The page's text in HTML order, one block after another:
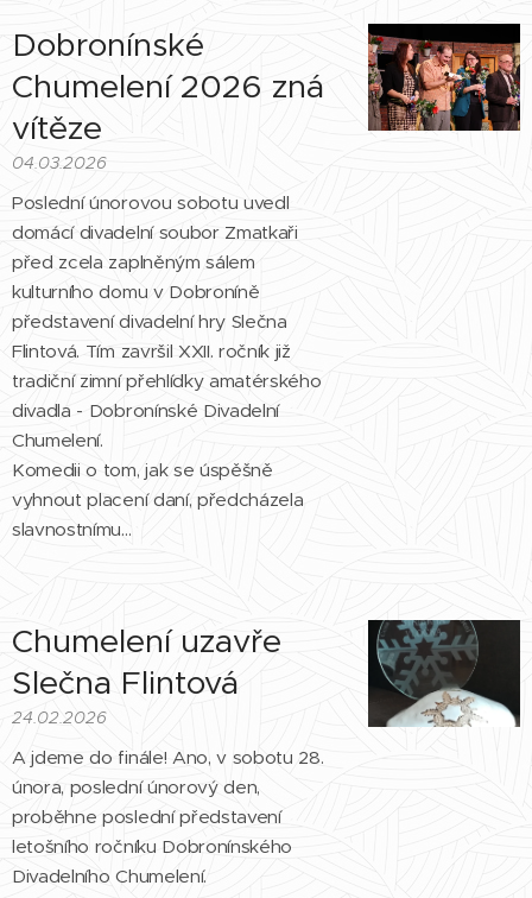
Dobronínské
Chumelení 2026 zná
vítěze
04.03.2026
Poslední únorovou sobotu uvedl
domácí divadelní soubor Zmatkaři
před zcela zaplněným sálem
kulturního domu v Dobroníně
představení divadelní hry Slečna
Flintová. Tím završil XXII. ročník již
tradiční zimní přehlídky amatérského
divadla - Dobronínské Divadelní
Chumelení.
Komedii o tom, jak se úspěšně
vyhnout placení daní, předcházela
slavnostnímu...
Chumelení uzavře
Slečna Flintová
24.02.2026
A jdeme do finále! Ano, v sobotu 28.
února, poslední únorový den,
proběhne poslední představení
letošního ročníku Dobronínského
Divadelního Chumelení.